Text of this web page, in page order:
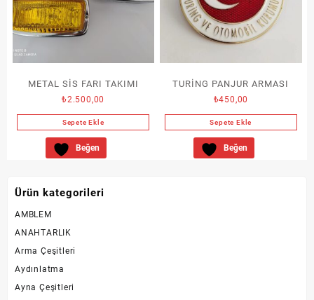
METAL SİS FARI TAKIMI
₺2.500,00
Sepete Ekle
Beğen
TURİNG PANJUR ARMASI
₺450,00
Sepete Ekle
Beğen
Ürün kategorileri
AMBLEM
ANAHTARLIK
Arma Çeşitleri
Aydınlatma
Ayna Çeşitleri